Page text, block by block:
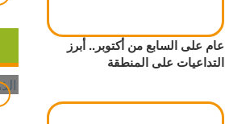
عام على السابع من أكتوبر.. أبرز
التداعيات على المنطقة